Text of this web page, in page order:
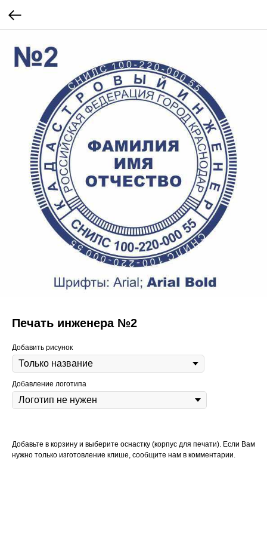
Печать инженера №2
Добавить рисунок
Добавление логотипа
Добавьте в корзину и выберите оснастку (корпус для печати). Если Вам
нужно только изготовление клише, сообщите нам в комментарии.